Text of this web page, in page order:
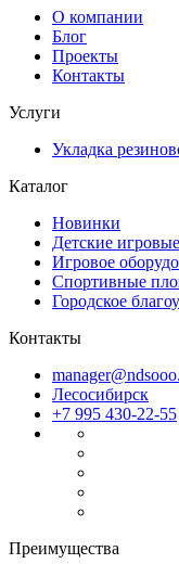
О компании
Блог
Проекты
Контакты
Услуги
Укладка
Каталог
Новинки
Детские
Игровое
Спортивные
Городское
Контакты
Лесосибирск
+7 995 430-22-55
Преимущества
Файлы cookie
Мы используем файлы
с пользователями и